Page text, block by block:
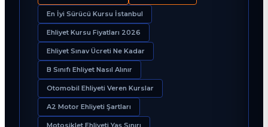
En İyi Sürücü Kursu İstanbul
Ehliyet Kursu Fiyatları 2026
Ehliyet Sınav Ücreti Ne Kadar
B Sınıfı Ehliyet Nasıl Alınır
Otomobil Ehliyeti Veren Kurslar
A2 Motor Ehliyeti Şartları
Motosiklet Ehliyeti Yaş Sınırı